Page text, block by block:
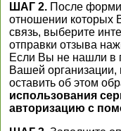
ШАГ 2. После
отношении которых
связь, выберите
отправки отзыва
Если Вы не нашли в
Вашей
оставить об этом
использования
авторизацию с